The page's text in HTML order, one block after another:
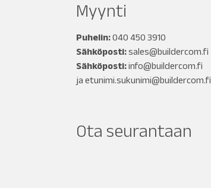
Myynti
Puhelin:040 450 3910
Sähköposti:sales@buildercom.fi
Sähköposti:info@buildercom.fi
ja etunimi.sukunimi@buildercom.fi
Ota seurantaan